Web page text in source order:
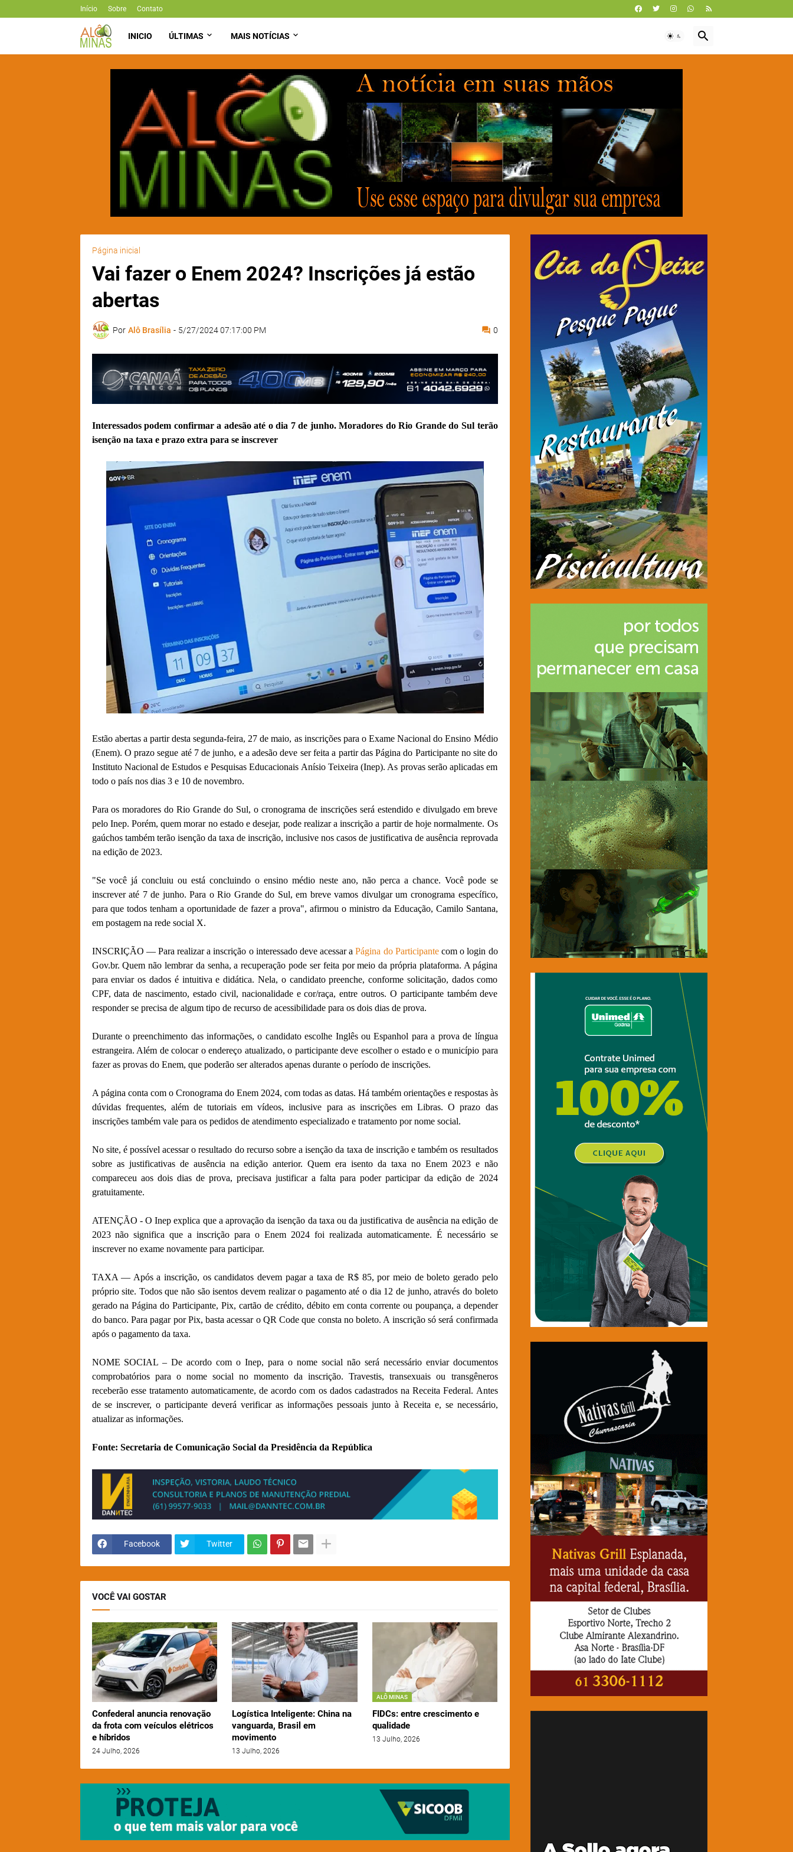
Início Sobre Contato
INICIO ÚLTIMAS MAIS NOTÍCIAS
Página inicial
Vai fazer o Enem 2024? Inscrições já estão
abertas
Por Alô Brasília - 5/27/2024 07:17:00 PM 0
Interessados podem confirmar a adesão até o dia 7 de junho. Moradores do Rio Grande do Sul terão
isenção na taxa e prazo extra para se inscrever
Estão abertas a partir desta segunda-feira, 27 de maio, as inscrições para o Exame Nacional do Ensino Médio
(Enem). O prazo segue até 7 de junho, e a adesão deve ser feita a partir das Página do Participante no site do
Instituto Nacional de Estudos e Pesquisas Educacionais Anísio Teixeira (Inep). As provas serão aplicadas em
todo o país nos dias 3 e 10 de novembro.
Para os moradores do Rio Grande do Sul, o cronograma de inscrições será estendido e divulgado em breve
pelo Inep. Porém, quem morar no estado e desejar, pode realizar a inscrição a partir de hoje normalmente. Os
gaúchos também terão isenção da taxa de inscrição, inclusive nos casos de justificativa de ausência reprovada
na edição de 2023.
"Se você já concluiu ou está concluindo o ensino médio neste ano, não perca a chance. Você pode se
inscrever até 7 de junho. Para o Rio Grande do Sul, em breve vamos divulgar um cronograma específico,
para que todos tenham a oportunidade de fazer a prova", afirmou o ministro da Educação, Camilo Santana,
em postagem na rede social X.
INSCRIÇÃO — Para realizar a inscrição o interessado deve acessar aPágina do Participantecom o login do
Gov.br. Quem não lembrar da senha, a recuperação pode ser feita por meio da própria plataforma. A página
para enviar os dados é intuitiva e didática. Nela, o candidato preenche, conforme solicitação, dados como
CPF, data de nascimento, estado civil, nacionalidade e cor/raça, entre outros. O participante também deve
responder se precisa de algum tipo de recurso de acessibilidade para os dois dias de prova.
Durante o preenchimento das informações, o candidato escolhe Inglês ou Espanhol para a prova de língua
estrangeira. Além de colocar o endereço atualizado, o participante deve escolher o estado e o município para
fazer as provas do Enem, que poderão ser alterados apenas durante o período de inscrições.
A página conta com o Cronograma do Enem 2024, com todas as datas. Há também orientações e respostas às
dúvidas frequentes, além de tutoriais em vídeos, inclusive para as inscrições em Libras. O prazo das
inscrições também vale para os pedidos de atendimento especializado e tratamento por nome social.
No site, é possível acessar o resultado do recurso sobre a isenção da taxa de inscrição e também os resultados
sobre as justificativas de ausência na edição anterior. Quem era isento da taxa no Enem 2023 e não
compareceu aos dois dias de prova, precisava justificar a falta para poder participar da edição de 2024
gratuitamente.
ATENÇÃO - O Inep explica que a aprovação da isenção da taxa ou da justificativa de ausência na edição de
2023 não significa que a inscrição para o Enem 2024 foi realizada automaticamente. É necessário se
inscrever no exame novamente para participar.
TAXA — Após a inscrição, os candidatos devem pagar a taxa de R$ 85, por meio de boleto gerado pelo
próprio site. Todos que não são isentos devem realizar o pagamento até o dia 12 de junho, através do boleto
gerado na Página do Participante, Pix, cartão de crédito, débito em conta corrente ou poupança, a depender
do banco. Para pagar por Pix, basta acessar o QR Code que consta no boleto. A inscrição só será confirmada
após o pagamento da taxa.
NOME SOCIAL – De acordo com o Inep, para o nome social não será necessário enviar documentos
comprobatórios para o nome social no momento da inscrição. Travestis, transexuais ou transgêneros
receberão esse tratamento automaticamente, de acordo com os dados cadastrados na Receita Federal. Antes
de se inscrever, o participante deverá verificar as informações pessoais junto à Receita e, se necessário,
atualizar as informações.
Fonte: Secretaria de Comunicação Social da Presidência da República
Facebook Twitter
VOCÊ VAI GOSTAR
Confederal anuncia renovação
da frota com veículos elétricos
e híbridos
24 Julho, 2026
Logística Inteligente: China na
vanguarda, Brasil em
movimento
13 Julho, 2026
ALÔ MINAS
FIDCs: entre crescimento e
qualidade
13 Julho, 2026